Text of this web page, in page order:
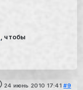
, чтобы
24 июнь 2010 17:41 #9